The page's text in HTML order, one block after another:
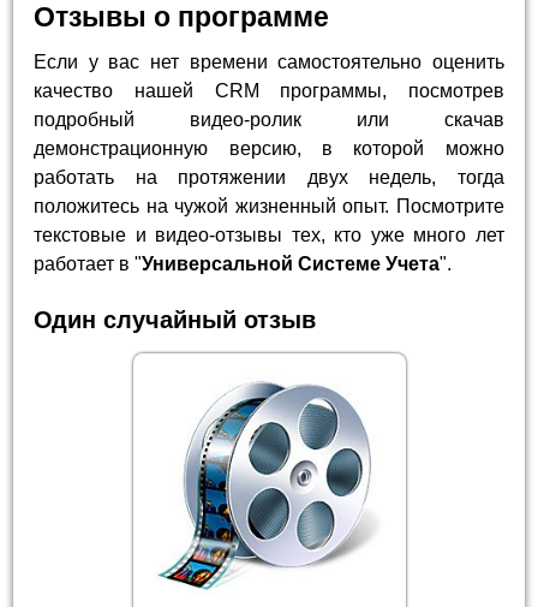
Отзывы о программе
Если у вас нет времени самостоятельно оценить
качество нашей CRM программы, посмотрев
подробный видео-ролик или скачав
демонстрационную версию, в которой можно
работать на протяжении двух недель, тогда
положитесь на чужой жизненный опыт. Посмотрите
текстовые и видео-отзывы тех, кто уже много лет
работает в "Универсальной Системе Учета".
Один случайный отзыв